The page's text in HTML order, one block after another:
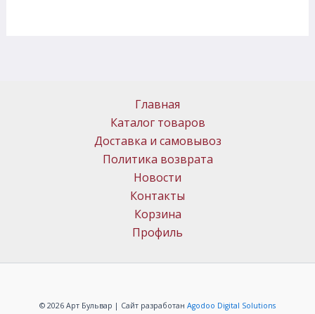
Главная
Каталог товаров
Доставка и самовывоз
Политика возврата
Новости
Контакты
Корзина
Профиль
© 2026 Арт Бульвар | Сайт разработан Agodoo Digital Solutions